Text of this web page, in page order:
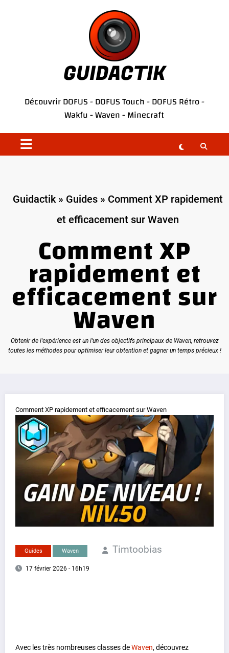
GUIDACTIK
DécouvrirDOFUS-DOFUS Touch-DOFUS Rétro-
Wakfu-Waven-Minecraft
Guidactik» Guides » Comment XP rapidement
et efficacement sur Waven
Comment XP
rapidement et
efficacement sur
Waven
Obtenir de l'expérience est un l'un des objectifs principaux de Waven, retrouvez
toutes les méthodes pour optimiser leur obtention et gagner un temps précieux !
Comment XP rapidement et efficacement sur Waven
Guides Waven Timtoobias
17 février 2026 - 16h19
Avec les très nombreuses classes deWaven, découvrez